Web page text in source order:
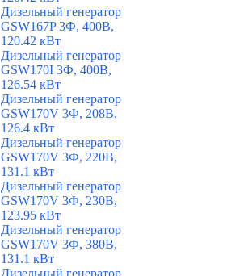
Дизельный генератор
GSW167P 3Ф, 400В,
120.42 кВт
Дизельный генератор
GSW170I 3Ф, 400В,
126.54 кВт
Дизельный генератор
GSW170V 3Ф, 208В,
126.4 кВт
Дизельный генератор
GSW170V 3Ф, 220В,
131.1 кВт
Дизельный генератор
GSW170V 3Ф, 230В,
123.95 кВт
Дизельный генератор
GSW170V 3Ф, 380В,
131.1 кВт